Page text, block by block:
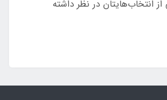
از انتخاب‌هایتان در نظر داشته